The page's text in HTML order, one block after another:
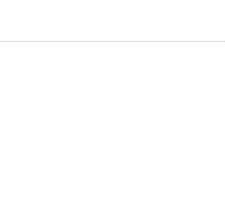
情的真正受試者），一人擔任「學生」
），另有一個身穿專業技師服、擔任「權威」
」分處兩個不同的房間，只能透過對講機溝
生器共有30個開關，從15伏特到450伏特，每